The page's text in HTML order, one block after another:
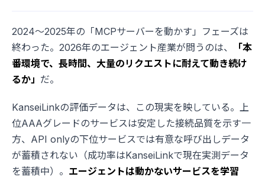
2024〜2025年の「MCPサーバーを動かす」フェーズは
終わった。2026年のエージェント産業が問うのは、
「本
番環境で、長時間、大量のリクエストに耐えて動き続け
るか」 だ。
KanseiLinkの評価データは、この現実を映している。上
位AAAグレードのサービスは安定した接続品質を示す一
方、API onlyの下位サービスでは有意な呼び出しデータ
が蓄積されない（成功率はKanseiLinkで現在実測データ
を蓄積中）。 エージェントは動かないサービスを学習